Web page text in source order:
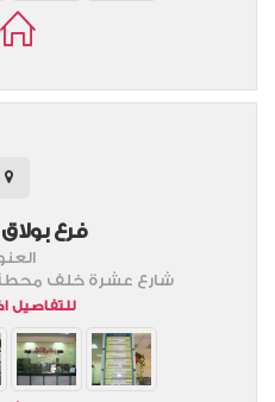
فرع
شارع عشرة خلف محطة
للتفاصيل